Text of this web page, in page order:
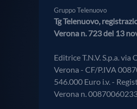
Gruppo Telenuovo
Tg Telenuovo,
Verona n. 723 del 13
Editrice T.N.V. S.p.a.
Verona - CF/P.IVA
546.000 Euro i.v. -
Verona n.